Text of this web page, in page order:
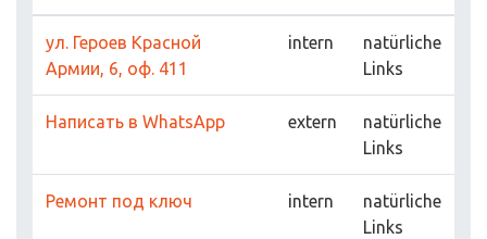
ул. Героев Красной
Армии, 6, оф. 411
intern
natürliche
Links
Написать в WhatsApp extern
natürliche
Links
Ремонт под ключ intern
natürliche
Links